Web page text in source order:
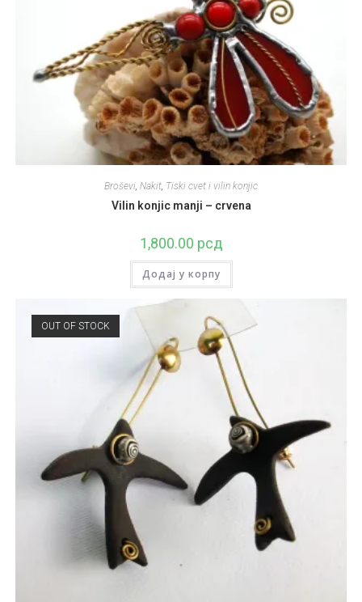
Broševi, Nakit, Tiski cvet i vilin konjic
Vilin konjic manji – crvena
1,800.00 рсд
Додај у корпу
OUT OF STOCK